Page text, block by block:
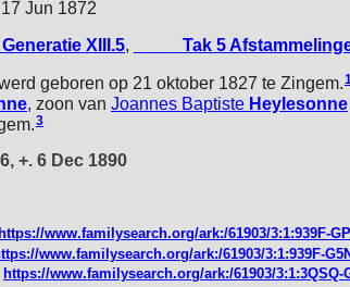
Jun 1872
XIII.5, _____Tak 5
geboren op 21 oktober 1827 te Zingem.
, zoon van Joannes Baptiste Heylesonne
3
+. 6 Dec 1890
https://www.familysearch.org/ark:/61903/3:1:939F-
www.familysearch.org/ark:/61903/3:1:939F-
https://www.familysearch.org/ark:/61903/3:1:3QSQ-